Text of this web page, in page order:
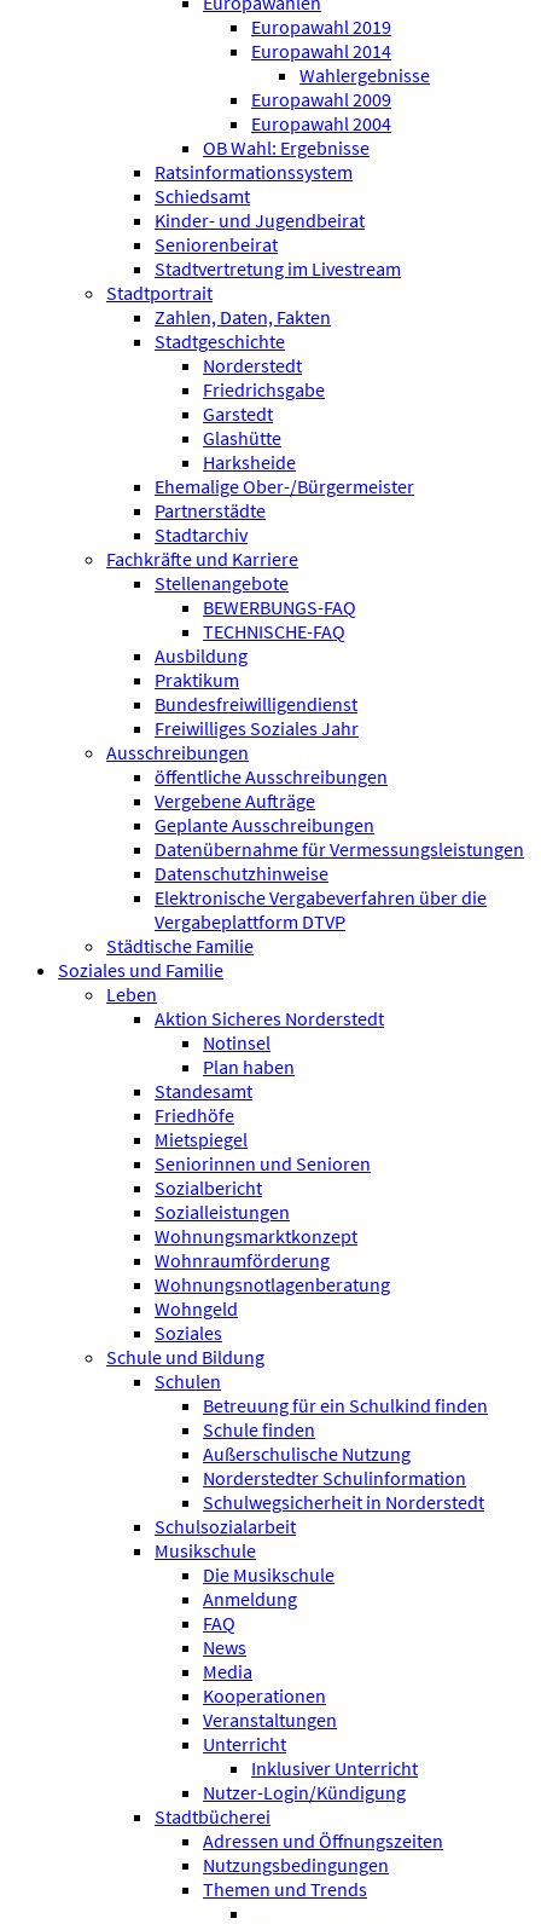
Europawahl 2019
Europawahl 2014
Wahlergebnisse
Europawahl 2009
Europawahl 2004
OB Wahl: Ergebnisse
Ratsinformationssystem
Schiedsamt
Kinder- und Jugendbeirat
Seniorenbeirat
Stadtvertretung im Livestream
Stadtportrait
Zahlen, Daten, Fakten
Stadtgeschichte
Norderstedt
Friedrichsgabe
Garstedt
Glashütte
Harksheide
Ehemalige Ober-/Bürgermeister
Partnerstädte
Stadtarchiv
Fachkräfte und Karriere
Stellenangebote
BEWERBUNGS-FAQ
TECHNISCHE-FAQ
Ausbildung
Praktikum
Bundesfreiwilligen­dienst
Freiwilliges Soziales Jahr
Ausschreibungen
öffentliche Ausschreibungen
Vergebene Aufträge
Geplante Ausschreibungen
Datenübernahme für Vermessungsleistungen
Datenschutzhinweise
Elektronische Vergabeverfahren über die
Vergabeplattform DTVP
Städtische Familie
Soziales und Familie
Leben
Aktion Sicheres Norderstedt
Notinsel
Plan haben
Standesamt
Friedhöfe
Mietspiegel
Seniorinnen und Senioren
Sozialbericht
Sozialleistungen
Wohnungsmarktkonzept
Wohnraumförderung
Wohnungsnotlagenberatung
Wohngeld
Soziales
Schule und Bildung
Schulen
Betreuung für ein Schulkind finden
Schule finden
Außerschulische Nutzung
Norderstedter Schulinformation
Schulweg­sicherheit in Norderstedt
Schulsozialarbeit
Musikschule
Die Musikschule
Anmeldung
FAQ
News
Media
Kooperationen
Veranstaltungen
Unterricht
Inklusiver Unterricht
Nutzer-Login/Kündigung
Stadtbücherei
Adressen und Öffnungszeiten
Nutzungsbedingungen
Themen und Trends